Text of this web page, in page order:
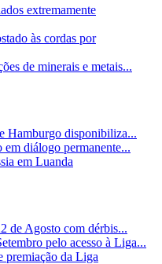
extremamente
às cordas por
de minerais e metais...
Hamburgo disponibiliza...
em diálogo permanente...
em Luanda
de Agosto com dérbis...
pelo acesso à Liga...
premiação da Liga